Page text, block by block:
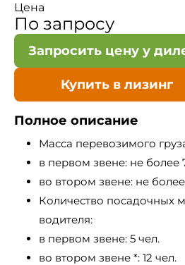
Цена
По запросу
Запросить цену у
Купить в лизинг
Полное описание
Масса перевозимого
в первом звене: не более
во втором звене: не
Количество посадочных
водителя:
в первом звене: 5 чел.
во втором звене *: 12 чел.